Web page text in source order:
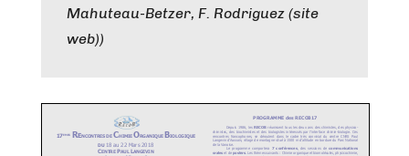
Mahuteau-Betzer, F. Rodriguez (site
web))